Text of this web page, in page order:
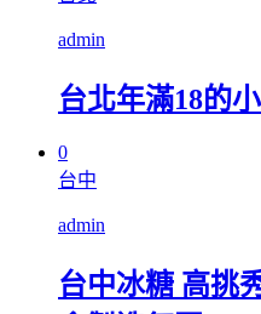
admin
台北年滿18的
0
台中
admin
台中冰糖 高挑